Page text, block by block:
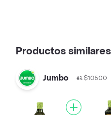
Productos
Jumbo $10500